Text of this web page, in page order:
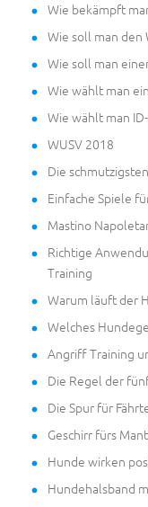
Wie bekämpft
Wie soll man den
Wie soll man
Wie wählt man
Wie wählt man
WUSV 2018
Die
Einfache Spiele
Mastino
Richtige
Training
Warum läuft der
Welches
Angriff Training
Die Regel der
Die Spur für
Geschirr fürs
Hunde wirken
Hundehalsband